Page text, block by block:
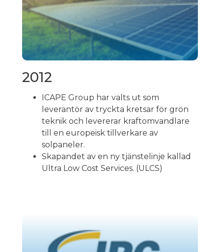
2012
ICAPE Group har valts ut som
leverantör av tryckta kretsar för grön
teknik och levererar kraftomvandlare
till en europeisk tillverkare av
solpaneler.
Skapandet av en ny tjänstelinje kallad
Ultra Low Cost Services. (ULCS)